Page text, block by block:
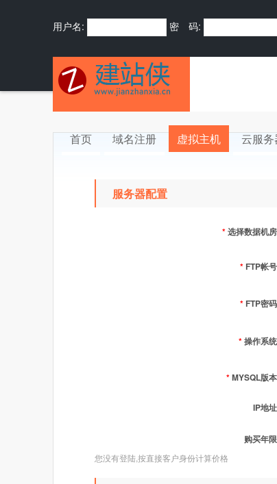
用户名: 密 码:
首页 域名注册 虚拟主机 云服务
服务器配置
*选择数据机房
* FTP帐
* FTP密
*操作系统
*MYSQL版本
IP地址
购买年限
您没有登陆,按直接客户身份计算价格